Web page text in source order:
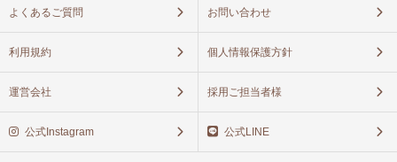
看護を実践しよう
小児看護は元気になっていく子供たちの経過を間近で見守る
ことができ、大きなやりがいを感じられます。そして、家族
よくあるご質問 お問い合わせ
利用規約 個人情報保護方針
運営会社 採用ご担当者様
公式Instagram 公式LINE